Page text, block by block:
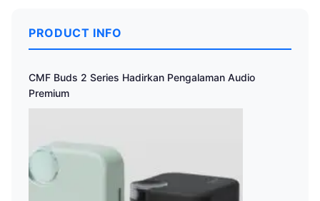
PRODUCT INFO
CMF Buds 2 Series Hadirkan Pengalaman Audio
Premium